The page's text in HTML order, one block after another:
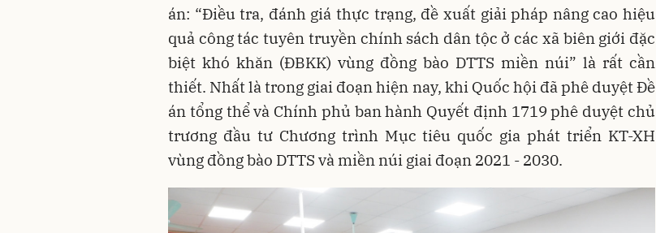
án: “Điều tra, đánh giá thực trạng, đề xuất giải pháp nâng cao hiệu
quả công tác tuyên truyền chính sách dân tộc ở các xã biên giới đặc
biệt khó khăn (ĐBKK) vùng đồng bào DTTS miền núi” là rất cần
thiết. Nhất là trong giai đoạn hiện nay, khi Quốc hội đã phê duyệt Đề
án tổng thể và Chính phủ ban hành Quyết định 1719 phê duyệt chủ
trương đầu tư Chương trình Mục tiêu quốc gia phát triển KT-XH
vùng đồng bào DTTS và miền núi giai đoạn 2021 - 2030.